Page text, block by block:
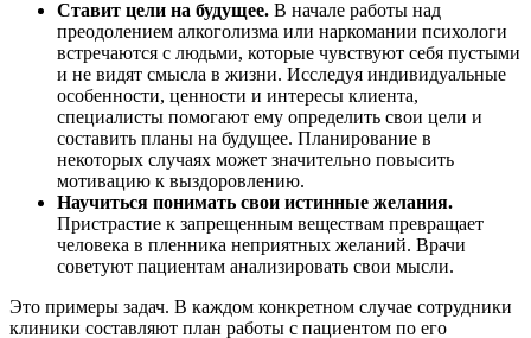
Ставит цели на будущее. В начале работы над
преодолением алкоголизма или наркомании психологи
встречаются с людьми, которые чувствуют себя пустыми
и не видят смысла в жизни. Исследуя индивидуальные
особенности, ценности и интересы клиента,
специалисты помогают ему определить свои цели и
составить планы на будущее. Планирование в
некоторых случаях может значительно повысить
мотивацию к выздоровлению.
Научиться понимать свои истинные желания.
Пристрастие к запрещенным веществам превращает
человека в пленника неприятных желаний. Врачи
советуют пациентам анализировать свои мысли.
Это примеры задач. В каждом конкретном случае сотрудники
клиники составляют план работы с пациентом по его